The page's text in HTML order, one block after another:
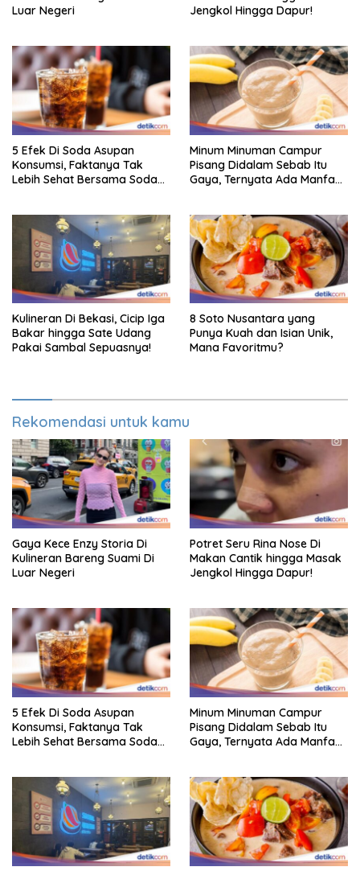
Luar Negeri
Jengkol Hingga Dapur!
5 Efek Di Soda Asupan
Konsumsi, Faktanya Tak
Lebih Sehat Bersama Soda
Minum Minuman Campur
Pisang Didalam Sebab Itu
Gaya, Ternyata Ada Manfaat
Kulineran Di Bekasi, Cicip Iga
Bakar hingga Sate Udang
Pakai Sambal Sepuasnya!
8 Soto Nusantara yang
Punya Kuah dan Isian Unik,
Mana Favoritmu?
Rekomendasi untuk kamu
Gaya Kece Enzy Storia Di
Kulineran Bareng Suami Di
Luar Negeri
Potret Seru Rina Nose Di
Makan Cantik hingga Masak
Jengkol Hingga Dapur!
5 Efek Di Soda Asupan
Konsumsi, Faktanya Tak
Lebih Sehat Bersama Soda
Minum Minuman Campur
Pisang Didalam Sebab Itu
Gaya, Ternyata Ada Manfaat